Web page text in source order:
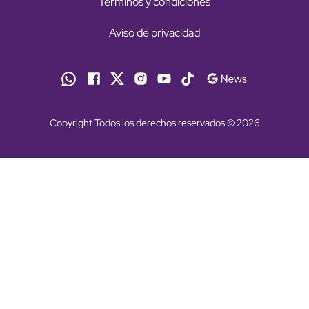
Aviso de privacidad
Copyright Todos los derechos reservados © 2026